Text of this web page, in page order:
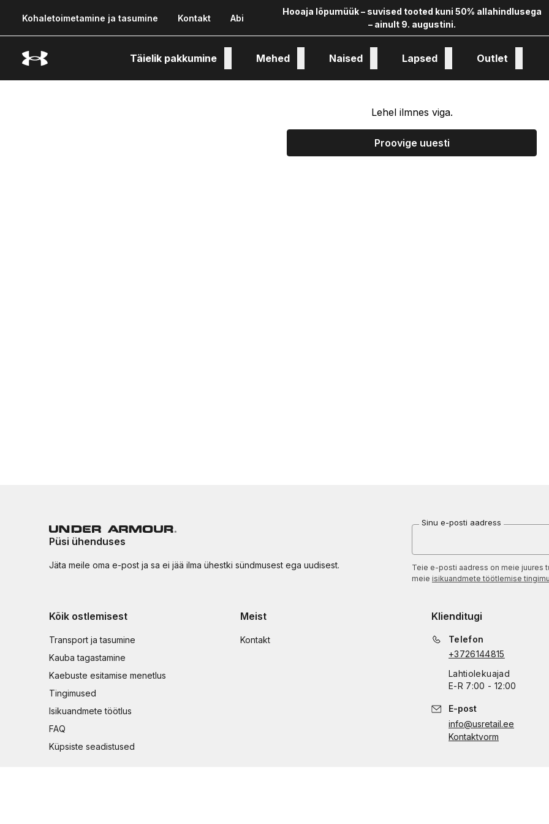
Kohaletoimetamine ja tasumine Kontakt Abi
Hooaja lõpumüük – suvised tooted kuni 50% allahindlusega
– ainult 9. augustini.
Täielik pakkumine Mehed Naised Lapsed Outlet
Lehel ilmnes viga.
Proovige uuesti
Püsi ühenduses
Jäta meile oma e-post ja sa ei jää ilma ühestki sündmusest ega uudisest.
Sinu e-posti aadress
Teie e-posti aadress on meie juures
meie isikuandmete töötlemise
Kõik ostlemisest
Transport ja tasumine
Kauba tagastamine
Kaebuste esitamise menetlus
Tingimused
Isikuandmete töötlus
FAQ
Küpsiste seadistused
Meist
Kontakt
Klienditugi
Telefon
+3726144815
Lahtiolekuajad
E-R 7:00 - 12:00
E-post
info@usretail.ee
Kontaktvorm